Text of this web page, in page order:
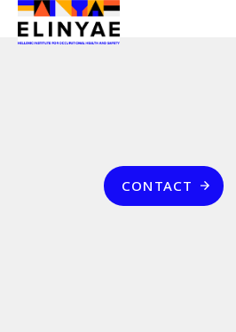
Skip to main content
Header Top
Επικοινωνία
CONTACT
Breadcrumb
Υ.Α. 71/2007/